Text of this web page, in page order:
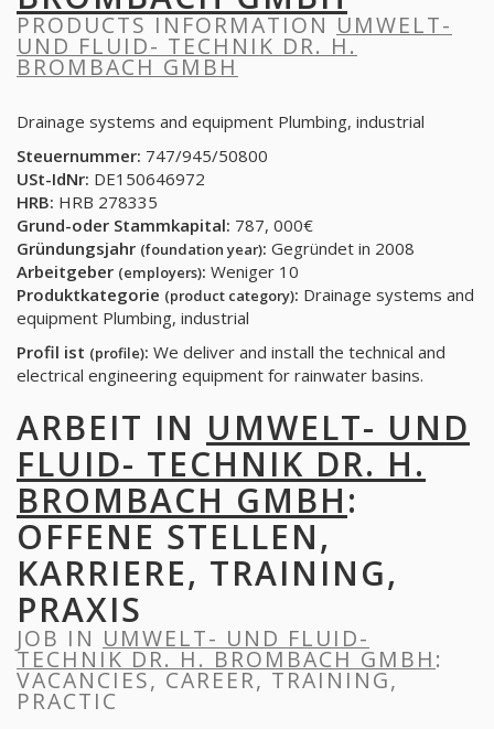
PRODUCTS INFORMATION UMWELT-
UND FLUID- TECHNIK DR. H.
BROMBACH GMBH
Drainage systems and equipment Plumbing, industrial
Steuernummer: 747/945/50800
USt-IdNr: DE150646972
HRB: HRB 278335
Grund-oder Stammkapital: 787, 000€
Gründungsjahr (foundation year): Gegründet in 2008
Arbeitgeber (employers): Weniger 10
Produktkategorie (product category): Drainage systems and
equipment Plumbing, industrial
Profil ist (profile): We deliver and install the technical and
electrical engineering equipment for rainwater basins.
ARBEIT IN UMWELT- UND
FLUID- TECHNIK DR. H.
BROMBACH GMBH:
OFFENE STELLEN,
KARRIERE, TRAINING,
PRAXIS
JOB IN UMWELT- UND FLUID-
TECHNIK DR. H. BROMBACH GMBH:
VACANCIES, CAREER, TRAINING,
PRACTIC